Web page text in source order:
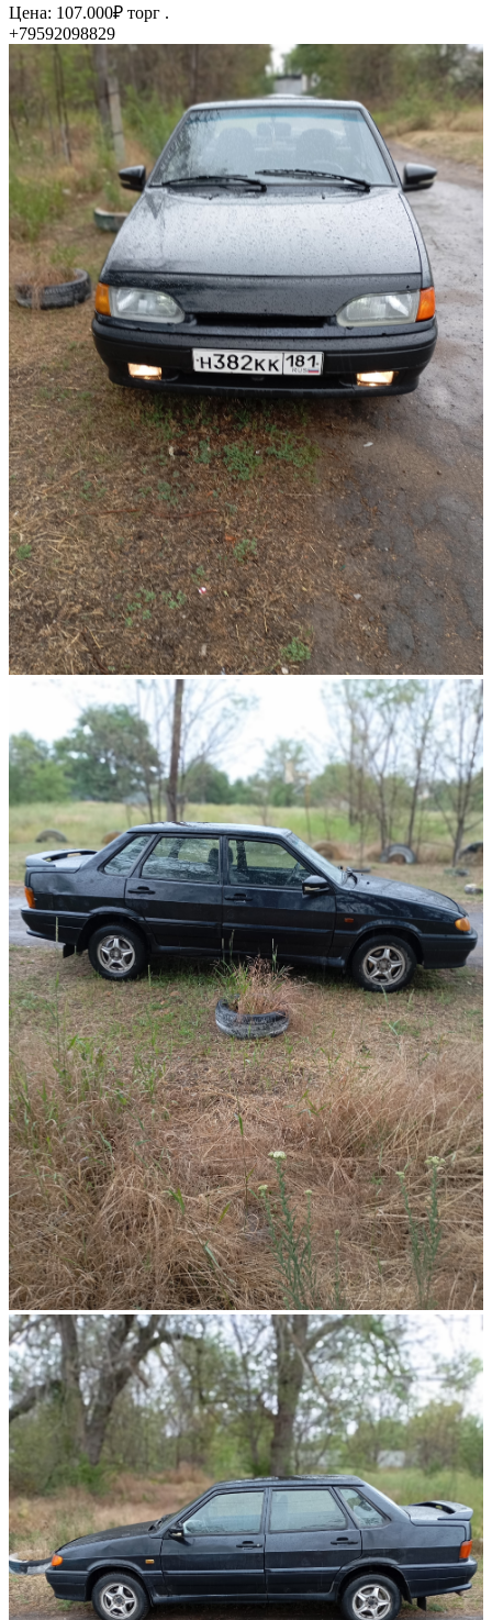
Цена: 107.000₽ торг .
+79592098829